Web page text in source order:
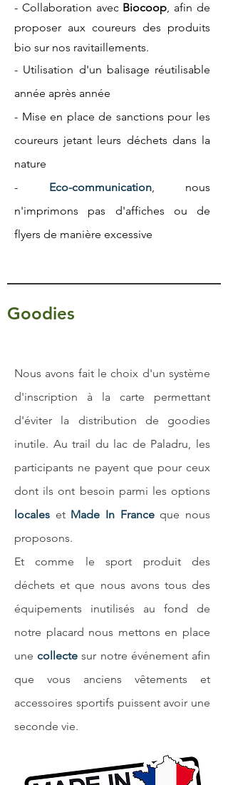
- Collaboration avec Biocoop, afin de
proposer aux coureurs des produits
bio sur nos ravitaillements.
- Utilisation d'un balisage réutilisable
année après année
- Mise en place de sanctions pour les
coureurs jetant leurs déchets dans la
nature
- Eco-communication, nous
n'imprimons pas d'affiches ou de
flyers de manière excessive
Goodies
Nous avons fait le choix d'un système
d'inscription à la carte permettant
d'éviter la distribution de goodies
inutile. Au trail du lac de Paladru, les
participants ne payent que pour ceux
dont ils ont besoin parmi les options
locales et Made In Franceque nous
proposons.
Et comme le sport produit des
déchets et que nous avons tous des
équipements inutilisés au fond de
notre placard nous mettons en place
unecollecte sur notre événement afin
que vous anciens vêtements et
accessoires sportifs puissent avoir une
seconde vie.